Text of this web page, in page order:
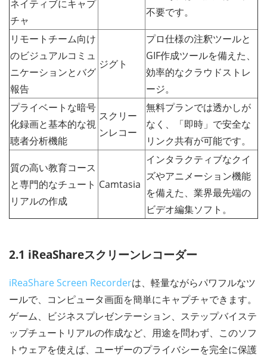
ネイティブにキャプ
チャ
不要です。
リモートチーム向け
のビジュアルコミュ
ニケーションとバグ
報告
ジグト
プロ仕様の注釈ツールと
GIF作成ツールを備えた、
効率的なクラウドストレ
ージ。
プライベートな暗号
化録画と基本的な視
聴者分析機能
スクリー
ンレコー
無料プランでは透かしが
なく、「即時」で安全な
リンク共有が可能です。
質の高い教育コース
と専門的なチュート
リアルの作成
Camtasia
インタラクティブなクイ
ズやアニメーション機能
を備えた、業界最先端の
ビデオ編集ソフト。
2.1 iReaShareスクリーンレコーダー
iReaShare Screen Recorderは、軽量ながらパワフルなツ
ールで、コンピュータ画面を簡単にキャプチャできます。
ゲーム、ビジネスプレゼンテーション、ステップバイステ
ップチュートリアルの作成など、用途を問わず、このソフ
トウェアを使えば、ユーザーのプライバシーを完全に保護